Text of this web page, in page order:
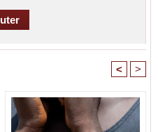
< >